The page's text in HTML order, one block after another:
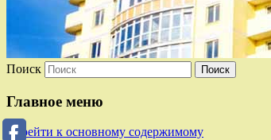
Поиск
Главное меню
Перейти к основному содержимому